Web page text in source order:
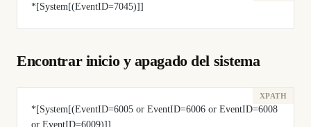
*[System[(EventID=7045)]]
Encontrar inicio y apagado del sistema
*[System[(EventID=6005 or EventID=6006 or EventID=6008
or EventID=6009)]]